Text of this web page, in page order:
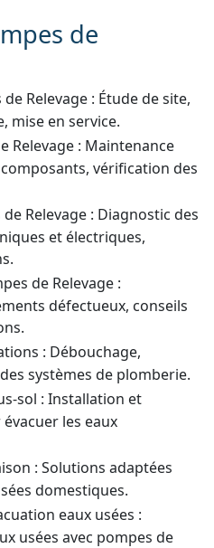
de
Relevage : Étude de site,
mise en service.
Relevage : Maintenance
vérification des
Relevage : Diagnostic des
et électriques,
de Relevage :
défectueux, conseils
: Débouchage,
systèmes de plomberie.
sol : Installation et
les eaux
: Solutions adaptées
domestiques.
eaux usées :
usées avec pompes de